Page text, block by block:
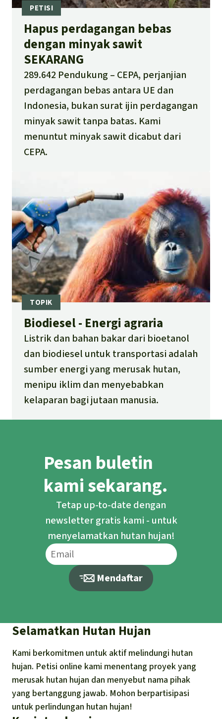
Hapus perdagangan bebas
dengan minyak sawit
SEKARANG
289.642 Pendukung
CEPA, perjanjian
perdagangan bebas antara UE dan
Indonesia, bukan surat ijin perdagangan
minyak sawit tanpa batas. Kami
menuntut minyak sawit dicabut dari
CEPA.
Biodiesel - Energi agraria
Listrik dan bahan bakar dari bioetanol
dan biodiesel untuk transportasi adalah
sumber energi yang merusak hutan,
menipu iklim dan menyebabkan
kelaparan bagi jutaan manusia.
Pesan buletin
kami sekarang.
Tetap up-to-date dengan
newsletter gratis kami - untuk
menyelamatkan hutan hujan!
Mendaftar
Selamatkan Hutan Hujan
Kami berkomitmen untuk aktif melindungi hutan
hujan. Petisi online kami menentang proyek yang
merusak hutan hujan dan menyebut nama pihak
yang bertanggung jawab. Mohon berpartisipasi
untuk perlindungan hutan hujan!